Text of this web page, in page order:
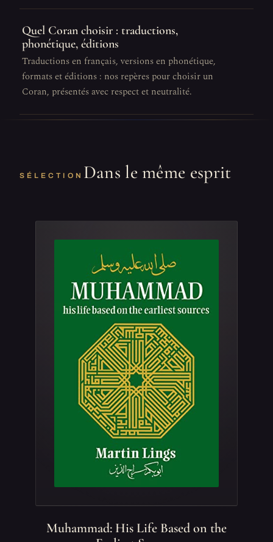
Quel Coran choisir : traductions,
phonétique, éditions
Traductions en français, versions en phonétique,
formats et éditions : nos repères pour choisir un
Coran, présentés avec respect et neutralité.
SÉLECTION Dans le même esprit
Muhammad: His Life Based on the